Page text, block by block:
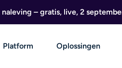
– gratis, live, 2
Platform Oplossingen